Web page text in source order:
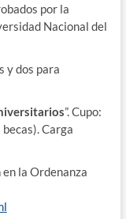
por la
Nacional del
y dos para
”. Cupo:
Carga
la Ordenanza